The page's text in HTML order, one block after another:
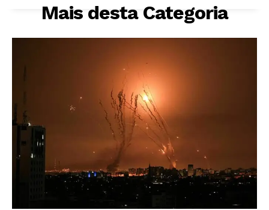
Mais desta Categoria